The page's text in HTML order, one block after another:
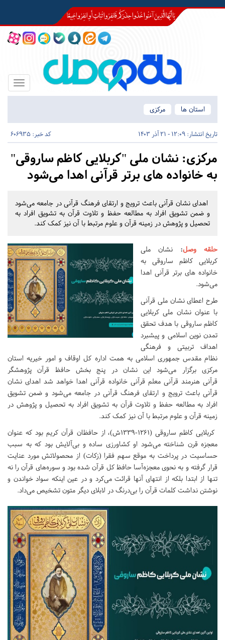
Toggle
استان ها
مرکزی
تاریخ انتشار: 12:09 - 21 آذر 1403 کد خبر: 606935
مرکزی: نشان ملی "کربلایی کاظم ساروقی"
به خانواده های برتر قرآنی اهدا می‌شود
اهدای نشان قرآنی باعث ترویج و ارتقای فرهنگ قرآنی در جامعه می‌شود
و ضمن تشویق افراد به مطالعه حفظ و تلاوت قرآن به تشویق افراد به
تحصیل و پژوهش در زمینه قرآن و علوم مرتبط با آن نیز کمک کند.
حلقه وصل: نشان ملی
کربلایی کاظم ساروقی به
خانواده های برتر قرآنی اهدا
می‌شود.
طرح اعطای نشان ملی قرآنی
با عنوان نشان ملی کربلایی
کاظم ساروقی با هدف تحقق
تمدن نوین اسلامی و پیشبرد
اهداف تربیتی و فرهنگی
نظام مقدس جمهوری اسلامی به همت اداره کل اوقاف و امور خیریه استان
مرکزی برگزار می‌شود‌ این نشان در پنج بخش حافظ قرآن پژوهشگر
قرآنی هنرمند قرآنی معلم قرآنی خانواده قرآنی اهدا خواهد شد اهدای نشان
قرآنی باعث ترویج و ارتقای فرهنگ قرآنی در جامعه می‌شود و ضمن تشویق
افراد به مطالعه حفظ و تلاوت قرآن به تشویق افراد به تحصیل و پژوهش در
زمینه قرآن و علوم مرتبط با آن نیز کمک کند.
کربلایی کاظم ساروقی (۱۲۶۱-۱۳۳۹ش)، از حافظان قرآن کریم بود که عنوان
معجزه قرن شناخته‌ می‌شود او کشاورزی ساده و بی‌آلایش بود که به سبب
حساسیت در پرداخت به موقع سهم فقرا (زکات) از محصولاتش مورد عنایت
قرار گرفته و به نحوی معجزه‌آسا حافظ کل قرآن شده بود و سوره‌های قرآن را نه
تنها از ابتدا بلکه از انتهای آنها قرائت می‌کرد و در عین اینکه سواد خواندن و
نوشتن نداشت کلمات قرآن را بی‌درنگ در لابلای دیگر متون تشخیص می‌داد.